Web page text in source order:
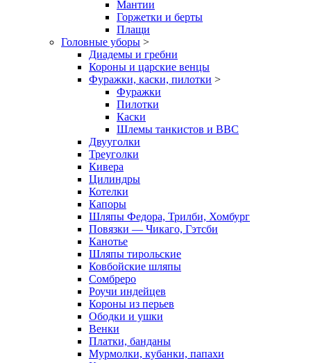
Мантии
Горжетки и берты
Плащи
Головные уборы >
Диадемы и гребни
Короны и царские венцы
Фуражки, каски, пилотки >
Фуражки
Пилотки
Каски
Шлемы танкистов и ВВС
Двууголки
Треуголки
Кивера
Цилиндры
Котелки
Капоры
Шляпы Федора, Трилби, Хомбург
Повязки — Чикаго, Гэтсби
Канотье
Шляпы тирольские
Ковбойские шляпы
Сомбреро
Роучи индейцев
Короны из перьев
Ободки и ушки
Венки
Платки, банданы
Мурмолки, кубанки, папахи